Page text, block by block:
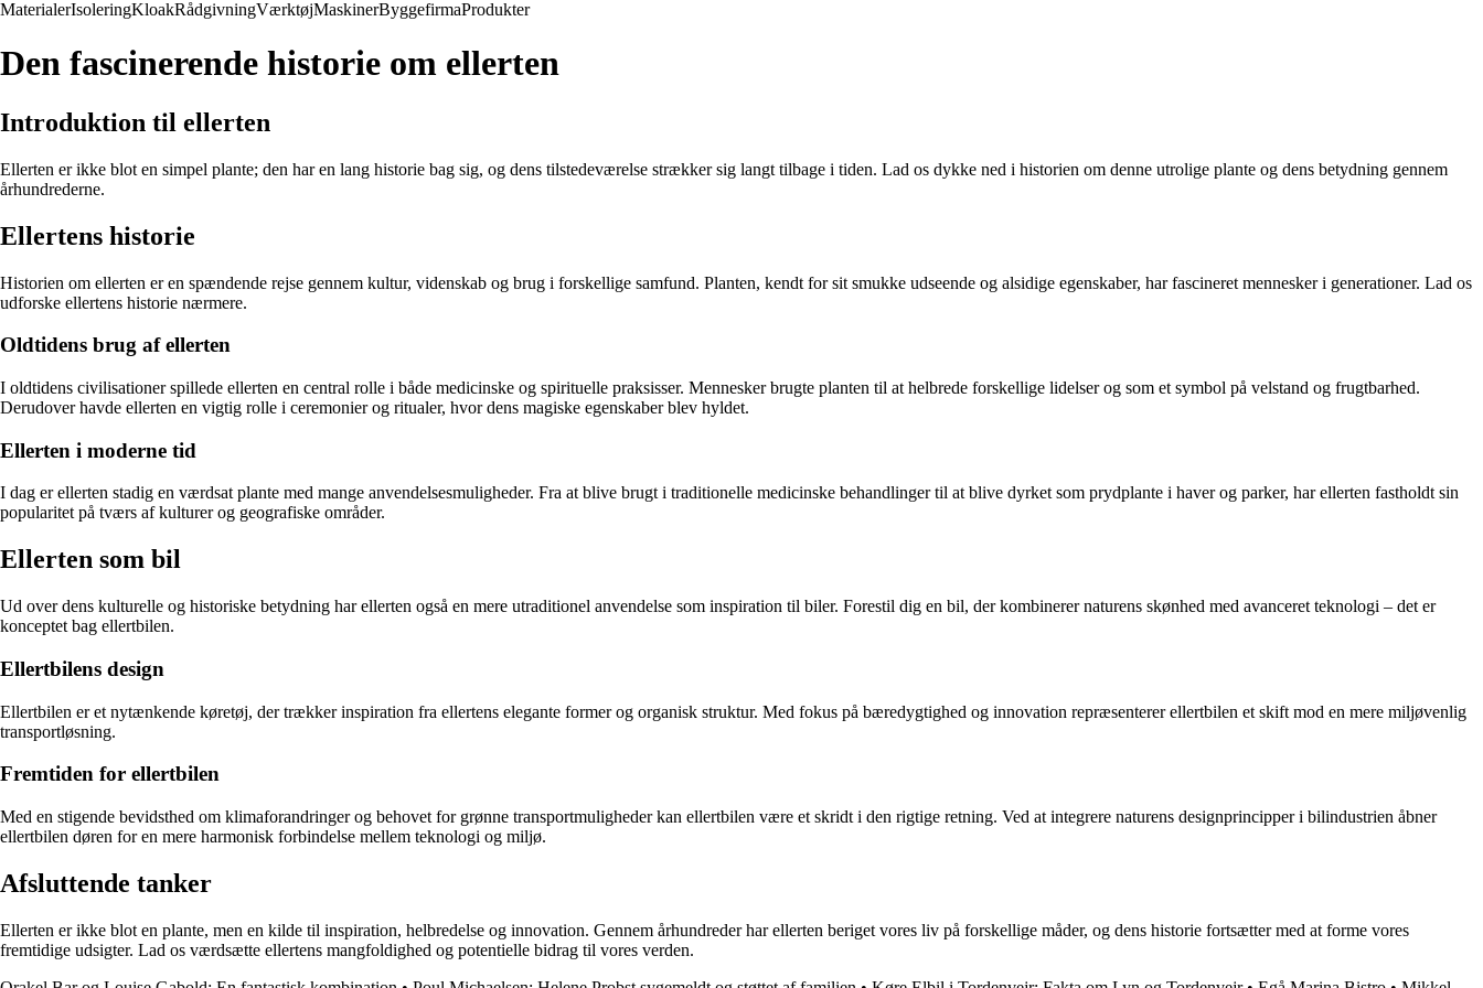
MaterialerIsoleringKloakRådgivningVærktøjMaskinerByggefirmaProdukter
Den fascinerende historie om ellerten
Introduktion til ellerten
Ellerten er ikke blot en simpel plante; den har en lang historie bag sig, og dens tilstedeværelse strækker sig langt tilbage i tiden. Lad os dykke ned i historien om denne utrolige plante og dens betydning gennem
århundrederne.
Ellertens historie
Historien om ellerten er en spændende rejse gennem kultur, videnskab og brug i forskellige samfund. Planten, kendt for sit smukke udseende og alsidige egenskaber, har fascineret mennesker i generationer. Lad os
udforske ellertens historie nærmere.
Oldtidens brug af ellerten
I oldtidens civilisationer spillede ellerten en central rolle i både medicinske og spirituelle praksisser. Mennesker brugte planten til at helbrede forskellige lidelser og som et symbol på velstand og frugtbarhed.
Derudover havde ellerten en vigtig rolle i ceremonier og ritualer, hvor dens magiske egenskaber blev hyldet.
Ellerten i moderne tid
I dag er ellerten stadig en værdsat plante med mange anvendelsesmuligheder. Fra at blive brugt i traditionelle medicinske behandlinger til at blive dyrket som prydplante i haver og parker, har ellerten fastholdt sin
popularitet på tværs af kulturer og geografiske områder.
Ellerten som bil
Ud over dens kulturelle og historiske betydning har ellerten også en mere utraditionel anvendelse som inspiration til biler. Forestil dig en bil, der kombinerer naturens skønhed med avanceret teknologi – det er
konceptet bag ellertbilen.
Ellertbilens design
Ellertbilen er et nytænkende køretøj, der trækker inspiration fra ellertens elegante former og organisk struktur. Med fokus på bæredygtighed og innovation repræsenterer ellertbilen et skift mod en mere miljøvenlig
transportløsning.
Fremtiden for ellertbilen
Med en stigende bevidsthed om klimaforandringer og behovet for grønne transportmuligheder kan ellertbilen være et skridt i den rigtige retning. Ved at integrere naturens designprincipper i bilindustrien åbner
ellertbilen døren for en mere harmonisk forbindelse mellem teknologi og miljø.
Afsluttende tanker
Ellerten er ikke blot en plante, men en kilde til inspiration, helbredelse og innovation. Gennem århundreder har ellerten beriget vores liv på forskellige måder, og dens historie fortsætter med at forme vores
fremtidige udsigter. Lad os værdsætte ellertens mangfoldighed og potentielle bidrag til vores verden.